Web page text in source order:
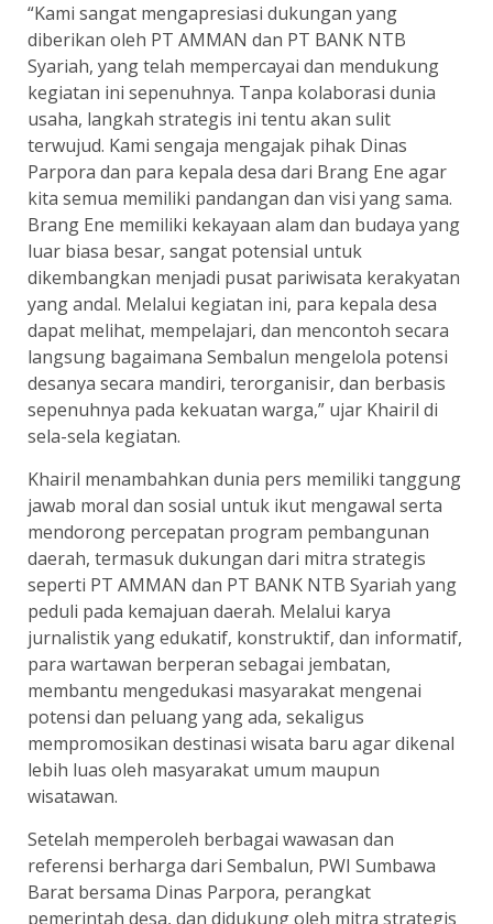
“Kami sangat mengapresiasi dukungan yang
diberikan oleh PT AMMAN dan PT BANK NTB
Syariah, yang telah mempercayai dan mendukung
kegiatan ini sepenuhnya. Tanpa kolaborasi dunia
usaha, langkah strategis ini tentu akan sulit
terwujud. Kami sengaja mengajak pihak Dinas
Parpora dan para kepala desa dari Brang Ene agar
kita semua memiliki pandangan dan visi yang sama.
Brang Ene memiliki kekayaan alam dan budaya yang
luar biasa besar, sangat potensial untuk
dikembangkan menjadi pusat pariwisata kerakyatan
yang andal. Melalui kegiatan ini, para kepala desa
dapat melihat, mempelajari, dan mencontoh secara
langsung bagaimana Sembalun mengelola potensi
desanya secara mandiri, terorganisir, dan berbasis
sepenuhnya pada kekuatan warga,” ujar Khairil di
sela-sela kegiatan.
Khairil menambahkan dunia pers memiliki tanggung
jawab moral dan sosial untuk ikut mengawal serta
mendorong percepatan program pembangunan
daerah, termasuk dukungan dari mitra strategis
seperti PT AMMAN dan PT BANK NTB Syariah yang
peduli pada kemajuan daerah. Melalui karya
jurnalistik yang edukatif, konstruktif, dan informatif,
para wartawan berperan sebagai jembatan,
membantu mengedukasi masyarakat mengenai
potensi dan peluang yang ada, sekaligus
mempromosikan destinasi wisata baru agar dikenal
lebih luas oleh masyarakat umum maupun
wisatawan.
Setelah memperoleh berbagai wawasan dan
referensi berharga dari Sembalun, PWI Sumbawa
Barat bersama Dinas Parpora, perangkat
pemerintah desa, dan didukung oleh mitra strategis